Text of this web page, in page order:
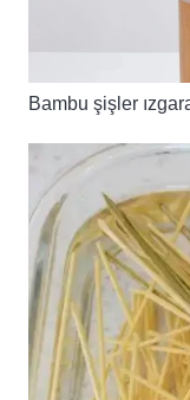
Bambu şişler